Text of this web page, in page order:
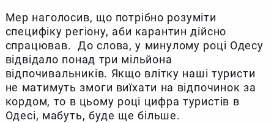
Мер наголосив, що потрібно розуміти
специфіку регіону, аби карантин дійсно
спрацював. До слова, у минулому році Одесу
відвідало понад три мільйона
відпочивальників. Якщо влітку наші туристи
не матимуть змоги виїхати на відпочинок за
кордом, то в цьому році цифра туристів в
Одесі, мабуть, буде ще більше.